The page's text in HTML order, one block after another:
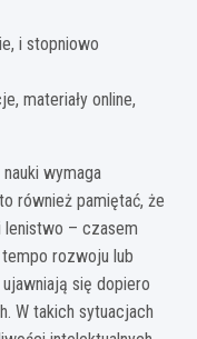
i stopniowo
materiały online,
wymaga
również pamiętać, że
lenistwo – czasem
rozwoju lub
się dopiero
W takich sytuacjach